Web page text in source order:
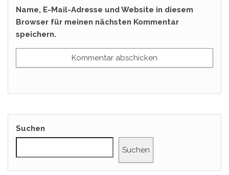
Name, E-Mail-Adresse und Website in diesem
Browser für meinen nächsten Kommentar
speichern.
Suchen
Suchen